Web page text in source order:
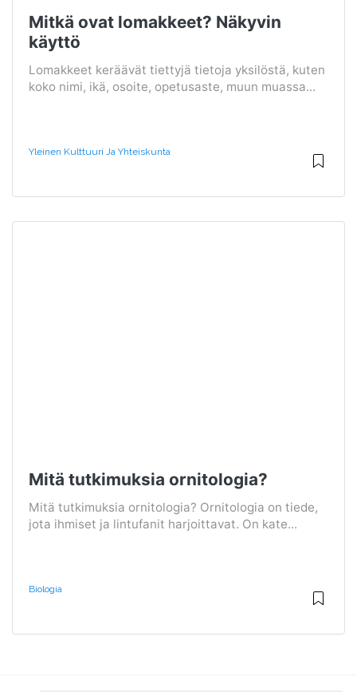
Mitkä ovat lomakkeet? Näkyvin
käyttö
Lomakkeet keräävät tiettyjä tietoja yksilöstä, kuten
koko nimi, ikä, osoite, opetusaste, muun muassa...
Yleinen Kulttuuri Ja Yhteiskunta
Mitä tutkimuksia ornitologia?
Mitä tutkimuksia ornitologia? Ornitologia on tiede,
jota ihmiset ja lintufanit harjoittavat. On kate...
Biologia